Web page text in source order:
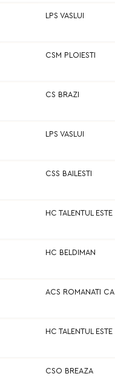
LPS VASLUI
CSM PLOIESTI
CS BRAZI
LPS VASLUI
CSS BAILESTI
HC TALENTUL
HC BELDIMAN
ACS ROMANATI
HC TALENTUL
CSO BREAZA